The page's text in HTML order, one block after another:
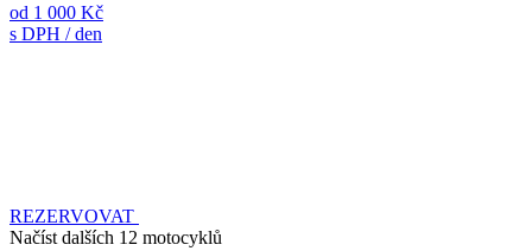
od 1 000 Kč
s DPH / den
REZERVOVAT
Načíst dalších 12 motocyklů